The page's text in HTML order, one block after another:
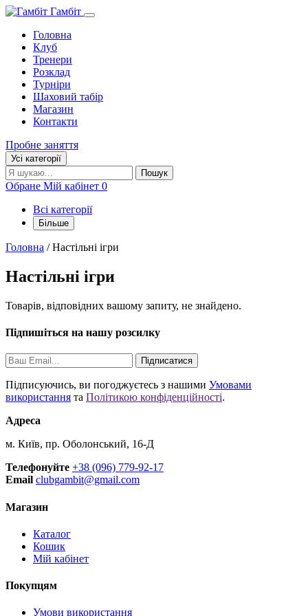
Гамбіт
Головна
Клуб
Тренери
Розклад
Турніри
Шаховий табір
Магазин
Контакти
Пробне заняття
Усі категорії
Пошук: Пошук
Обране Мій кабінет 0
Всі категорії
Більше
Головна / Настільні ігри
Настільні ігри
Товарів, відповідних вашому запиту, не знайдено.
Підпишіться на нашу розсилку
Підписатися
Підписуючись, ви погоджуєтесь з нашими Умовами
використання та Політикою конфіденційності.
Адреса
м. Київ, пр. Оболонський, 16-Д
Телефонуйте +38 (096) 779-92-17
Email clubgambit@gmail.com
Магазин
Каталог
Кошик
Мій кабінет
Покупцям
Умови використання